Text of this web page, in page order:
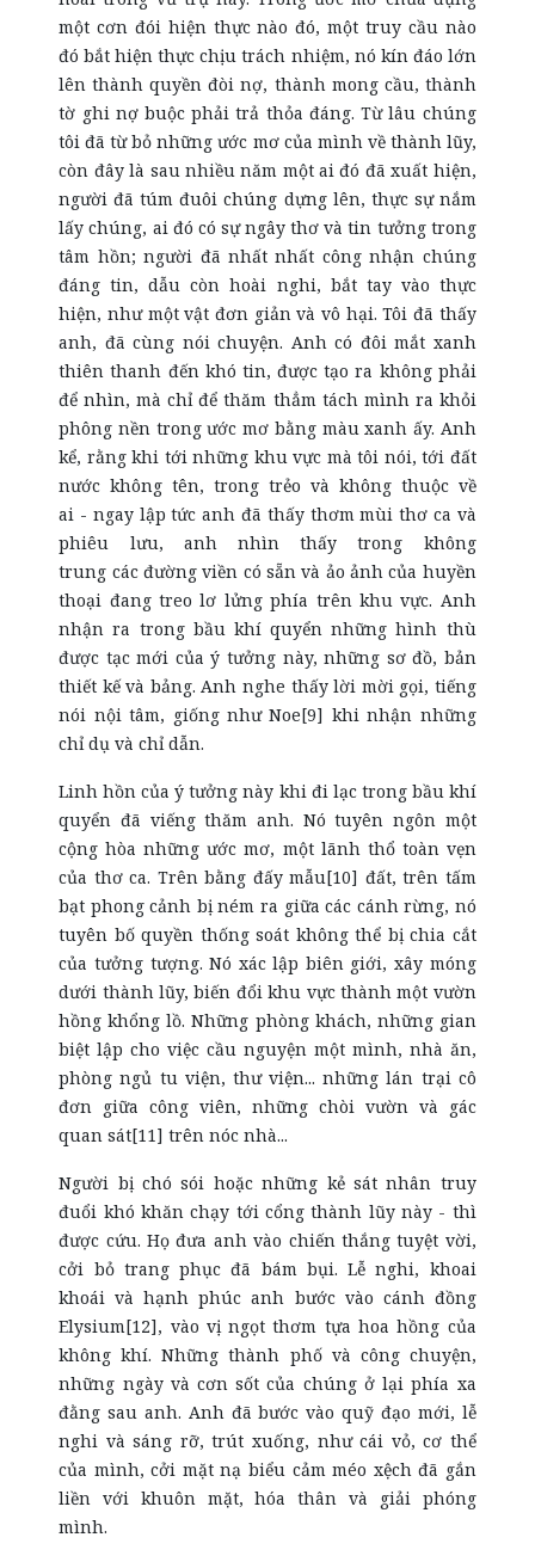
một cơn đói hiện thực nào đó, một truy cầu nào
đó bắt hiện thực chịu trách nhiệm, nó kín đáo lớn
lên thành quyền đòi nợ, thành mong cầu, thành
tờ ghi nợ buộc phải trả thỏa đáng. Từ lâu chúng
tôi đã từ bỏ những ước mơ của mình về thành lũy,
còn đây là sau nhiều năm một ai đó đã xuất hiện,
người đã túm đuôi chúng dựng lên, thực sự nắm
lấy chúng, ai đó có sự ngây thơ và tin tưởng trong
tâm hồn; người đã nhất nhất công nhận chúng
đáng tin, dẫu còn hoài nghi, bắt tay vào thực
hiện, như một vật đơn giản và vô hại. Tôi đã thấy
anh, đã cùng nói chuyện. Anh có đôi mắt xanh
thiên thanh đến khó tin, được tạo ra không phải
để nhìn, mà chỉ để thăm thẳm tách mình ra khỏi
phông nền trong ước mơ bằng màu xanh ấy. Anh
kể, rằng khi tới những khu vực mà tôi nói, tới đất
nước không tên, trong trẻo và không thuộc về
ai - ngay lập tức anh đã thấy thơm mùi thơ ca và
phiêu lưu, anh nhìn thấy trong không
trung các đường viền có sẵn và ảo ảnh của huyền
thoại đang treo lơ lửng phía trên khu vực. Anh
nhận ra trong bầu khí quyển những hình thù
được tạc mới của ý tưởng này, những sơ đồ, bản
thiết kế và bảng. Anh nghe thấy lời mời gọi, tiếng
nói nội tâm, giống như Noe[9] khi nhận những
chỉ dụ và chỉ dẫn.
Linh hồn của ý tưởng này khi đi lạc trong bầu khí
quyển đã viếng thăm anh. Nó tuyên ngôn một
cộng hòa những ước mơ, một lãnh thổ toàn vẹn
của thơ ca. Trên bằng đấy mẫu[10] đất, trên tấm
bạt phong cảnh bị ném ra giữa các cánh rừng, nó
tuyên bố quyền thống soát không thể bị chia cắt
của tưởng tượng. Nó xác lập biên giới, xây móng
dưới thành lũy, biến đổi khu vực thành một vườn
hồng khổng lồ. Những phòng khách, những gian
biệt lập cho việc cầu nguyện một mình, nhà ăn,
phòng ngủ tu viện, thư viện... những lán trại cô
đơn giữa công viên, những chòi vườn và gác
quan sát[11] trên nóc nhà...
Người bị chó sói hoặc những kẻ sát nhân truy
đuổi khó khăn chạy tới cổng thành lũy này - thì
được cứu. Họ đưa anh vào chiến thắng tuyệt vời,
cởi bỏ trang phục đã bám bụi. Lễ nghi, khoai
khoái và hạnh phúc anh bước vào cánh đồng
Elysium[12], vào vị ngọt thơm tựa hoa hồng của
không khí. Những thành phố và công chuyện,
những ngày và cơn sốt của chúng ở lại phía xa
đằng sau anh. Anh đã bước vào quỹ đạo mới, lễ
nghi và sáng rỡ, trút xuống, như cái vỏ, cơ thể
của mình, cởi mặt nạ biểu cảm méo xệch đã gắn
liền với khuôn mặt, hóa thân và giải phóng
mình.